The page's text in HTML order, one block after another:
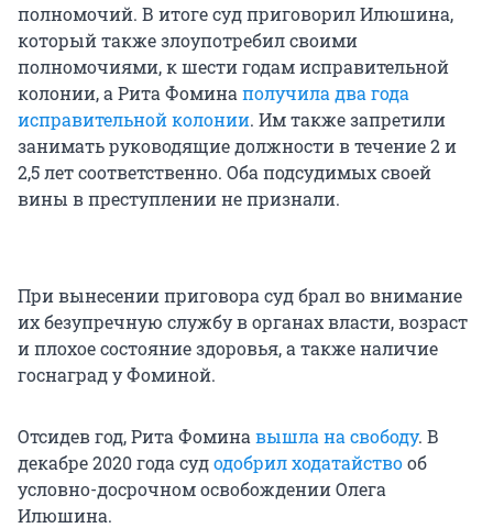
полномочий. В итоге суд приговорил Илюшина,
который также злоупотребил своими
полномочиями, к шести годам исправительной
колонии, а Рита Фомина получила два года
исправительной колонии. Им также запретили
занимать руководящие должности в течение 2 и
2,5 лет соответственно. Оба подсудимых своей
вины в преступлении не признали.
При вынесении приговора суд брал во внимание
их безупречную службу в органах власти, возраст
и плохое состояние здоровья, а также наличие
госнаград у Фоминой.
Отсидев год, Рита Фомина вышла на свободу. В
декабре 2020 года судодобрил ходатайствооб
условно-досрочном освобождении Олега
Илюшина.